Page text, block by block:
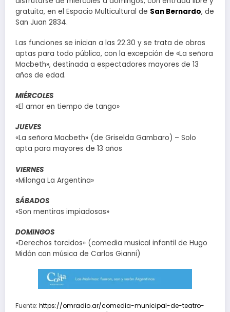
gratuita, en el Espacio Multicultural de San Bernardo, de
San Juan 2834.
Las funciones se inician a las 22.30 y se trata de obras
aptas para todo público, con la excepción de «La señora
Macbeth», destinada a espectadores mayores de 13
años de edad.
MIÉRCOLES
«El amor en tiempo de tango»
JUEVES
«La señora Macbeth» (de Griselda Gambaro) – Solo
apta para mayores de 13 años
VIERNES
«Milonga La Argentina»
SÁBADOS
«Son mentiras impiadosas»
DOMINGOS
«Derechos torcidos» (comedia musical infantil de Hugo
Midón con música de Carlos Gianni)
Fuente: https://omradio.ar/comedia-municipal-de-teatro-